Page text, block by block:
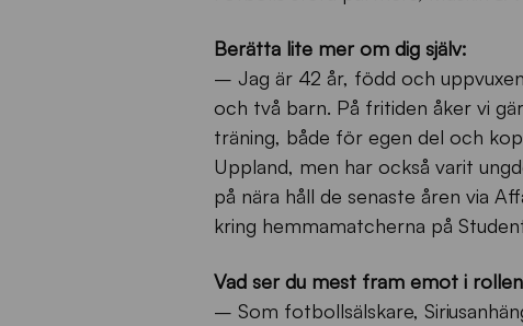
Berätta lite mer om dig själv:
– Jag är 42 år, född och
och två barn. På fritiden åker vi
träning, både för egen del och
Uppland, men har också varit
på nära håll de senaste åren via
kring hemmamatcherna på
Vad ser du mest fram emot i
– Som fotbollsälskare,